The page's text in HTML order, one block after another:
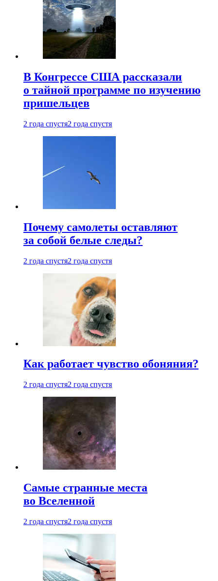
В Конгрессе США рассказали
о тайной программе по изучению
пришельцев
2 года спустя2 года спустя
Почему самолеты оставляют
за собой белые следы?
2 года спустя2 года спустя
Как работает чувство обоняния?
2 года спустя2 года спустя
Самые странные места
во Вселенной
2 года спустя2 года спустя